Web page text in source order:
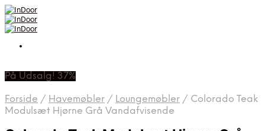
På Udsalg! 37%
Forside / Havemøbler / Loungemøbler / Colorado Teak
Modulsæt Hjørne Grå Vandafvisende